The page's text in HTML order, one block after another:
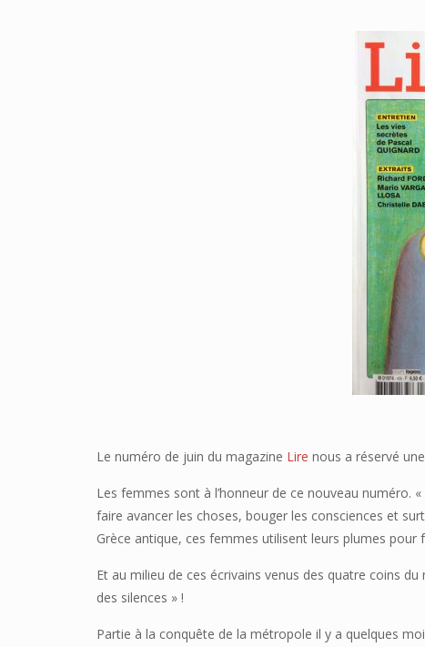
Le numéro de juin du magazine Lire nous a réservé
Les femmes sont à l’honneur de ce nouveau numéro. «
faire avancer les choses, bouger les consciences et
Grèce antique, ces femmes utilisent leurs plumes pour
Et au milieu de ces écrivains venus des quatre coins
des silences » !
Partie à la conquête de la métropole il y a quelques